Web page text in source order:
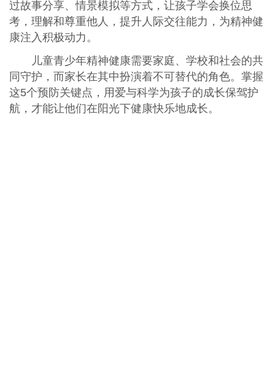
过故事分享、情景模拟等方式，让孩子学会换位思
考，理解和尊重他人，提升人际交往能力，为精神健
康注入积极动力。
儿童青少年精神健康需要家庭、学校和社会的共
同守护，而家长在其中扮演着不可替代的角色。掌握
这5个预防关键点，用爱与科学为孩子的成长保驾护
航，才能让他们在阳光下健康快乐地成长。